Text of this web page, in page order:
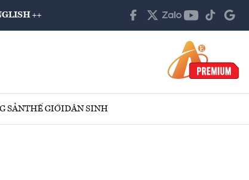
++
SẢNTHẾ GIỚIDÂN SINH